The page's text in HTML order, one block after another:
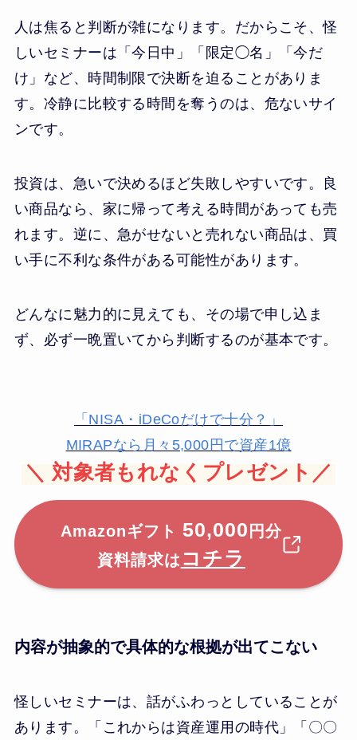
人は焦ると判断が雑になります。だからこそ、怪
しいセミナーは「今日中」「限定◯名」「今だ
け」など、時間制限で決断を迫ることがありま
す。冷静に比較する時間を奪うのは、危ないサイ
ンです。
投資は、急いで決めるほど失敗しやすいです。良
い商品なら、家に帰って考える時間があっても売
れます。逆に、急がせないと売れない商品は、買
い手に不利な条件がある可能性があります。
どんなに魅力的に見えても、その場で申し込ま
ず、必ず一晩置いてから判断するのが基本です。
「NISA・iDeCoだけで十分？」
MIRAPなら月々5,000円で資産1億
＼ 対象者もれなくプレゼント／
Amazonギフト 50,000 円分
資料請求は コチラ
内容が抽象的で具体的な根拠が出てこない
怪しいセミナーは、話がふわっとしていることが
あります。「これからは資産運用の時代」「〇〇